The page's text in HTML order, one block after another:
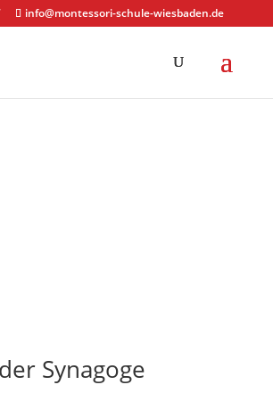
info@montessori-schule-wiesbaden.de
Synagoge